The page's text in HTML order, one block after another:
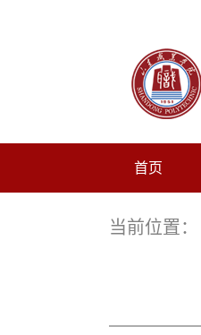
首页
当前位置：